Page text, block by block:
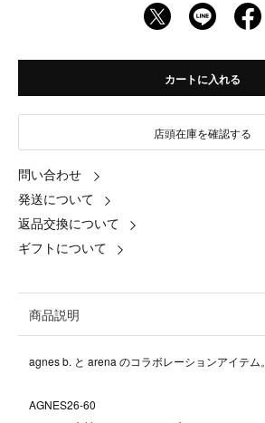
カートに入れる
店頭在庫を確認する
問い合わせ
発送について
返品交換について
ギフトについて
商品説明
agnes b. と arena のコラボレーションアイテム。
AGNES26-60